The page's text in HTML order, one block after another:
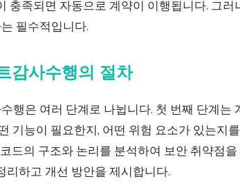
충족되면 자동으로 계약이 이행됩니다. 그
필수적입니다.
감사수행의 절차
행은 여러 단계로 나뉩니다. 첫 번째 단계는
기능이 필요한지, 어떤 위험 요소가 있는지
드의 구조와 논리를 분석하여 보안 취약점
리하고 개선 방안을 제시합니다.